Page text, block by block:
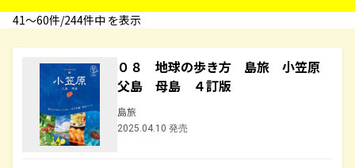
41〜60件/244件中 を表示
０８ 地球の歩き方 島旅 小笠原
父島 母島 ４訂版
島旅
2025.04.10 発売